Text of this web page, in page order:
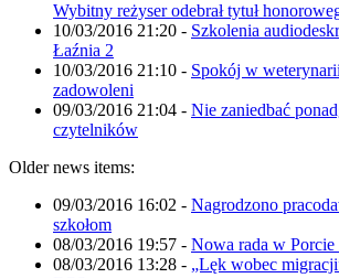
Wybitny reżyser odebrał tytuł
10/03/2016 21:20 - Szkolenia
Łaźnia 2
10/03/2016 21:10 - Spokój w
zadowoleni
09/03/2016 21:04 - Nie zaniedbać
czytelników
Older news items:
09/03/2016 16:02 - Nagrodzono
szkołom
08/03/2016 19:57 - Nowa rada w
08/03/2016 13:28 - „Lęk wobec